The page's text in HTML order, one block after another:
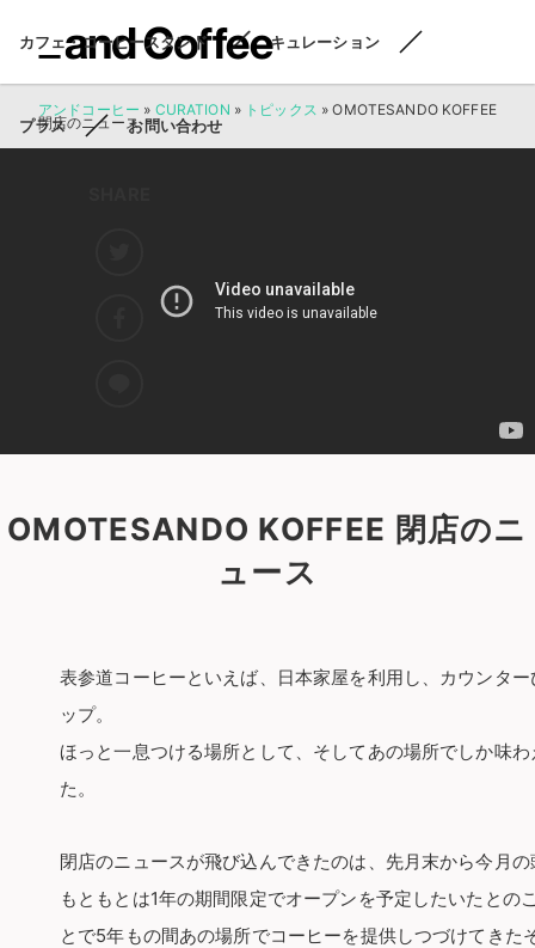
カフェ・コーヒースタンド キュレーション
プラス お問い合わせ
アンドコーヒー » CURATION » トピックス »OMOTESANDO KOFFEE
閉店のニュース
OMOTESANDO KOFFEE 閉店のニ
ュース
表参道コーヒーといえば、日本家屋を利用し、カウンタ
ップ。
ほっと一息つける場所として、そしてあの場所でしか味
た。
閉店のニュースが飛び込んできたのは、先月末から今月
もともとは1年の期間限定でオープンを予定したいたと
とで5年もの間あの場所でコーヒーを提供しつづけてきた